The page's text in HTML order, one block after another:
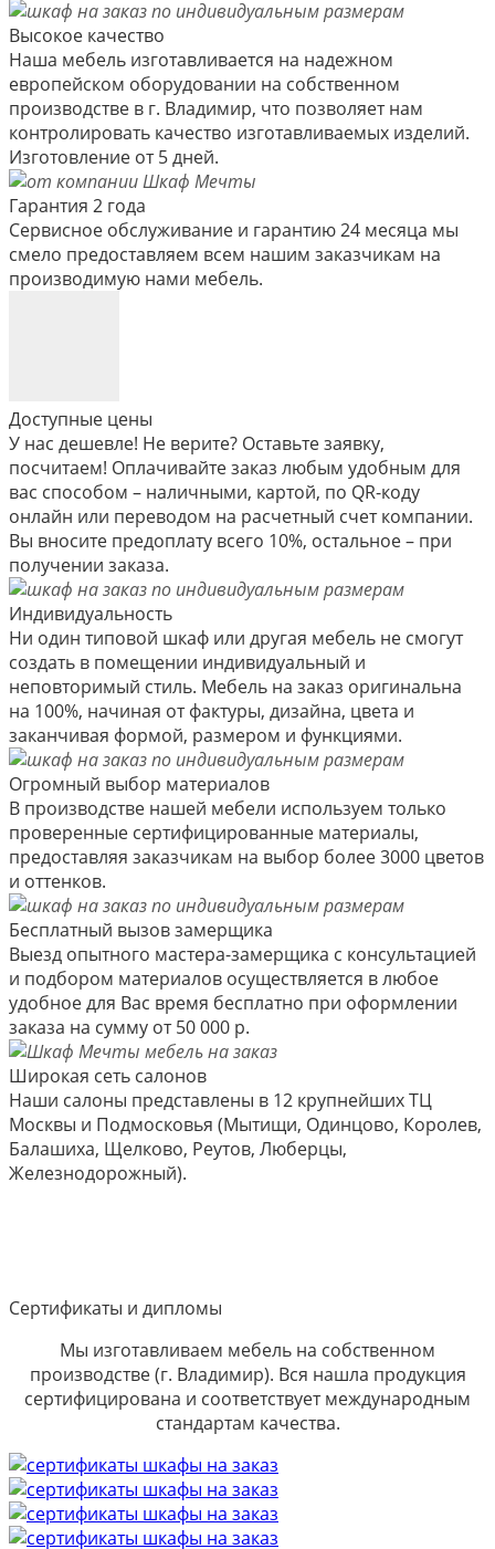
Высокое качество
Наша мебель изготавливается на надежном
европейском оборудовании на собственном
производстве в г. Владимир, что позволяет нам
контролировать качество изготавливаемых изделий.
Изготовление от 5 дней.
Гарантия 2 года
Сервисное обслуживание и гарантию 24 месяца мы
смело предоставляем всем нашим заказчикам на
производимую нами мебель.
Доступные цены
У нас дешевле! Не верите? Оставьте заявку,
посчитаем! Оплачивайте заказ любым удобным для
вас способом – наличными, картой, по QR-коду
онлайн или переводом на расчетный счет компании.
Вы вносите предоплату всего 10%, остальное – при
получении заказа.
Индивидуальность
Ни один типовой шкаф или другая мебель не смогут
создать в помещении индивидуальный и
неповторимый стиль. Мебель на заказ оригинальна
на 100%, начиная от фактуры, дизайна, цвета и
заканчивая формой, размером и функциями.
Огромный выбор материалов
В производстве нашей мебели используем только
проверенные сертифицированные материалы,
предоставляя заказчикам на выбор более 3000 цветов
и оттенков.
Бесплатный вызов замерщика
Выезд опытного мастера-замерщика с консультацией
и подбором материалов осуществляется в любое
удобное для Вас время бесплатно при оформлении
заказа на сумму от 50 000 р.
Широкая сеть салонов
Наши салоны представлены в 12 крупнейших ТЦ
Москвы и Подмосковья (Мытищи, Одинцово, Королев,
Балашиха, Щелково, Реутов, Люберцы,
Железнодорожный).
Сертификаты и дипломы
Мы изготавливаем мебель на собственном
производстве (г. Владимир). Вся нашла продукция
сертифицирована и соответствует международным
стандартам качества.